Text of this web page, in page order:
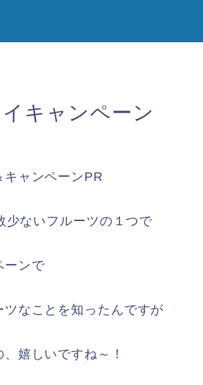
キャンペーン
ャンペーンPR
少ないフルーツの１つで
ーンで
なことを知ったんですが
嬉しいですね～！